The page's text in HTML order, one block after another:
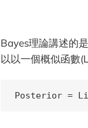
Bayes理論講述的
以以一個概似函數
Posterior =